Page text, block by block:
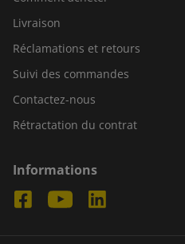
Livraison
Réclamations et retours
Suivi des commandes
Contactez-nous
Rétractation du contrat
Informations